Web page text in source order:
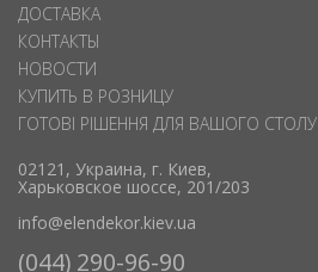
ДОСТАВКА
КОНТАКТЫ
НОВОСТИ
КУПИТЬ В РОЗНИЦУ
ГОТОВІ РІШЕННЯ ДЛЯ ВАШОГО СТОЛУ
02121, Украина, г. Киев,
Харьковское шоссе, 201/203
info@elendekor.kiev.ua
(044) 290-96-90